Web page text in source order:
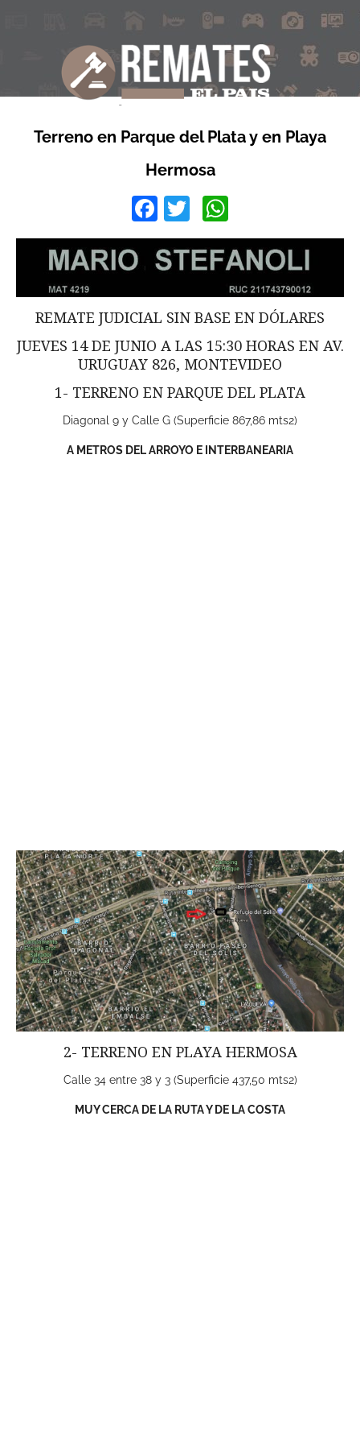
Terreno en Parque del Plata y en Playa
Hermosa
Facebook
Twitter
REMATE JUDICIAL SIN BASE EN DÓLARES
JUEVES 14 DE JUNIO A LAS 15:30 HORAS EN AV.
URUGUAY 826, MONTEVIDEO
1- TERRENO EN PARQUE DEL PLATA
Diagonal 9 y Calle G (Superficie 867,86 mts2)
A METROS DEL ARROYO E INTERBANEARIA
2- TERRENO EN PLAYA HERMOSA
Calle 34 entre 38 y 3 (Superficie 437,50 mts2)
MUY CERCA DE LA RUTA Y DE LA COSTA